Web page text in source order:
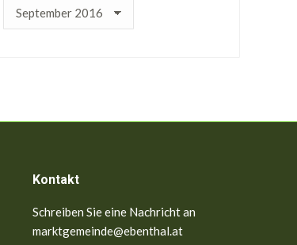
Beiträge
Kontakt
Schreiben Sie eine Nachricht an
marktgemeinde@ebenthal.at